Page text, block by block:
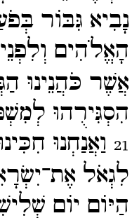
נָבִיא גִּבּוֹר
הָאֱלֹהִים
אֲשֶׁר כֹּהֲנֵינוּ
הִסְגִּירֻהוּ
21 וַאֲנַחְנוּ
לִגְאֹל
הַיּוֹם יוֹם